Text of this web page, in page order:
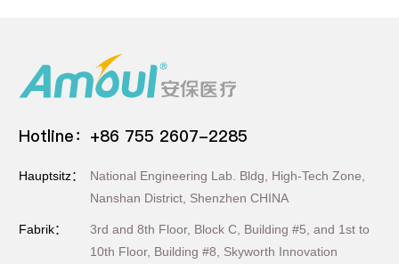
Hotline：+86 755 2607-2285
Hauptsitz：
National Engineering Lab. Bldg, High-Tech Zone,
Nanshan District, Shenzhen CHINA
Fabrik：
3rd and 8th Floor, Block C, Building #5, and 1st to
10th Floor, Building #8, Skyworth Innovation